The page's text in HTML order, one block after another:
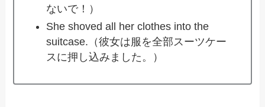
ないで！）
She shoved all her clothes into the
suitcase.（彼女は服を全部スーツケー
スに押し込みました。）